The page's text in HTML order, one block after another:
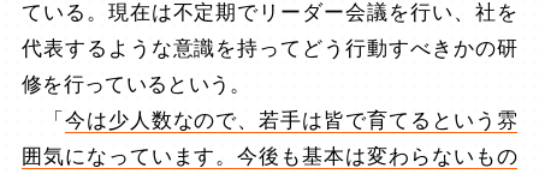
ている。現在は不定期でリーダー会議を行い、社を
代表するような意識を持ってどう行動すべきかの研
修を行っているという。
「 今は少人数なので、若手は皆で育てるという雰
囲気になっています。今後も基本は変わらないもの